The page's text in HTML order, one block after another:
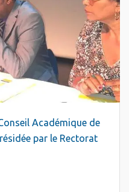
Académique de
par le Rectorat